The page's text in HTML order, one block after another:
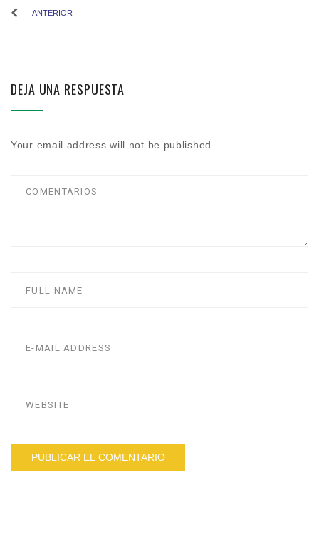
ANTERIOR
DEJA UNA RESPUESTA
Your email address will not be published.